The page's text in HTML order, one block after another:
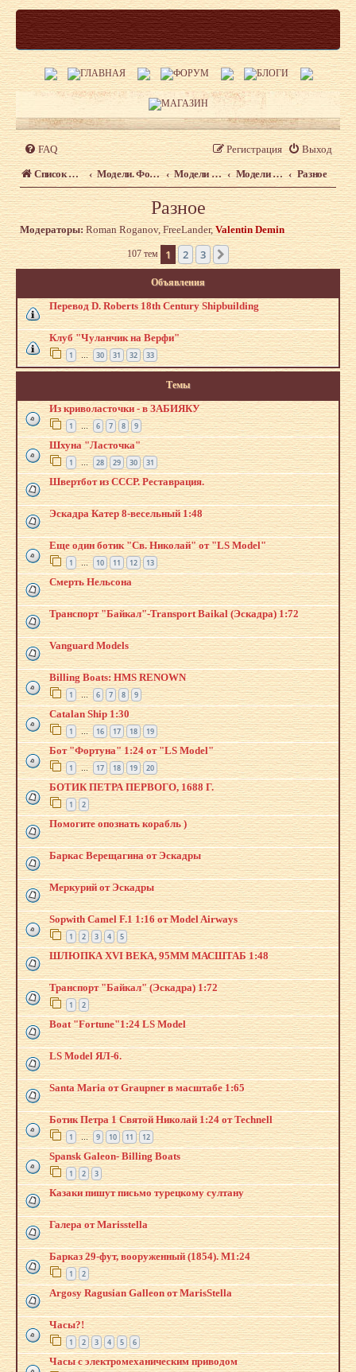
FAQ Выход
Регистрация
Список форумов Модели. Форум моделистов сайта shipmodeling.ru Модели из наборов. Что, где, когда. Модели из наборов Разное
Разное
Модераторы: Roman Roganov,FreeLander,Valentin Demin
107 тем 1 2 3 След.
Объявления
Перевод D. Roberts 18th Century Shipbuilding
Клуб "Чуланчик на Верфи"
1 … 30 31 32 33
Темы
Из криволасточки - в ЗАБИЯКУ
1 … 6 7 8 9
Шхуна "Ласточка"
1 … 28 29 30 31
Швертбот из СССР. Реставрация.
Эскадра Катер 8-весельный 1:48
Еще один ботик "Св. Николай" от "LS Model"
1 … 10 11 12 13
Смерть Нельсона
Транспорт "Байкал"-Transport Baikal (Эскадра) 1:72
Vanguard Models
Billing Boats: HMS RENOWN
1 … 6 7 8 9
Catalan Ship 1:30
1 … 16 17 18 19
Бот "Фортуна" 1:24 от "LS Model"
1 … 17 18 19 20
БОТИК ПЕТРА ПЕРВОГО, 1688 Г.
1 2
Помогите опознать корабль )
Баркас Верещагина от Эскадры
Меркурий от Эскадры
Sopwith Camel F.1 1:16 от Model Airways
1 2 3 4 5
ШЛЮПКА XVI ВЕКА, 95ММ МАСШТАБ 1:48
Транспорт "Байкал" (Эскадра) 1:72
1 2
Boat "Fortune"1:24 LS Model
LS Model ЯЛ-6.
Santa Maria от Graupner в масштабе 1:65
Ботик Петра 1 Святой Николай 1:24 от Technell
1 … 9 10 11 12
Spansk Galeon- Billing Boats
1 2 3
Казаки пишут письмо турецкому султану
Галера от Marisstella
Барказ 29-фут, вооруженный (1854). М1:24
1 2
Argosy Ragusian Galleon от MarisStella
Часы?!
1 2 3 4 5 6
Часы с электромеханическим приводом